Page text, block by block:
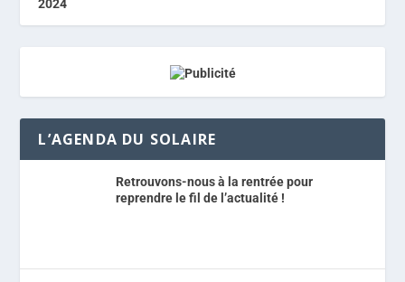
L’AGENDA DU SOLAIRE
Retrouvons-nous à la rentrée pour
reprendre le fil de l’actualité !